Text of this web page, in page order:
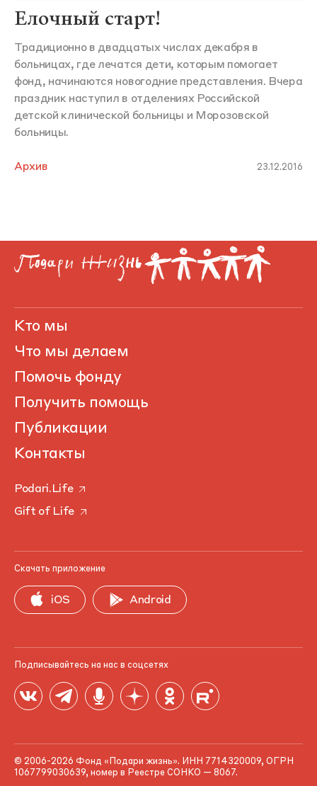
Елочный старт!
Традиционно в двадцатых числах декабря в
больницах, где лечатся дети, которым помогает
фонд, начинаются новогодние представления. Вчера
праздник наступил в отделениях Российской
детской клинической больницы и Морозовской
больницы.
Архив 23.12.2016
Кто мы
Что мы делаем
Помочь фонду
Получить помощь
Публикации
Контакты
Podari.Life
Gift of Life
Скачать приложение
iOS Android
Подписывайтесь на нас в соцсетях
© 2006-2026 Фонд «Подари жизнь». ИНН 7714320009, ОГРН
1067799030639, номер в Реестре СОНКО — 8067.